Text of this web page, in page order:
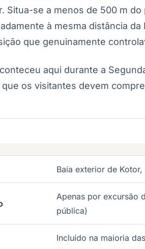
Situa-se a menos de 500 m
à mesma distância
que genuinamente
aqui durante a
que os visitantes devem
Baía exterior de
Apenas por excursão
pública)
Incluído na maioria